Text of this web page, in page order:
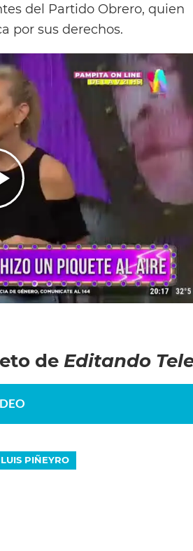
del Partido Obrero, quien
por sus derechos.
de Editando
LUIS PIÑEYRO